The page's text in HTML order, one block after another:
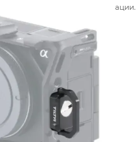
при интенсивной эксплуатации.